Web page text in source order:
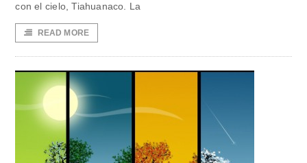
con el cielo, Tiahuanaco. La
READ MORE